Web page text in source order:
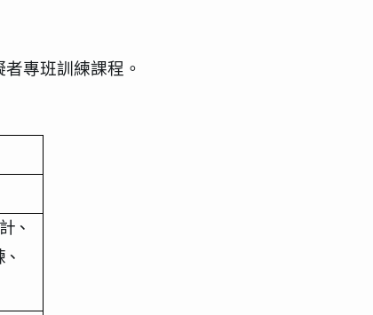
專班訓練課程。
、